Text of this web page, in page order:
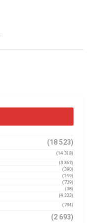
(18 523)
(14 318)
(3 362)
(390)
(149)
(739)
(38)
(4 233)
(794)
(2 693)